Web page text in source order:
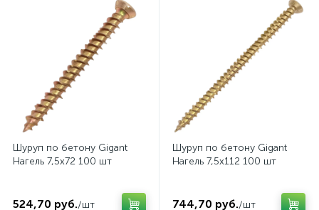
Шуруп по бетону Gigant
Нагель 7,5x72 100 шт
524,70 руб./шт
Шуруп по бетону Gigant
Нагель 7,5x112 100 шт
744,70 руб./шт